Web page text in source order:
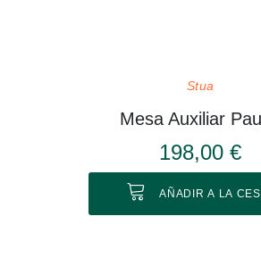
Stua
Mesa Auxiliar
198,00 €
AÑADIR A LA